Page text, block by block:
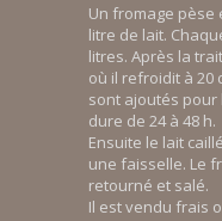
Un fromage pèse
litre de lait.
litres. Après la
où il refroidit à 20
sont ajoutés pour
dure de 24 à 48 h.
Ensuite le lait
une faisselle. Le
retourné et salé.
Il est vendu frais